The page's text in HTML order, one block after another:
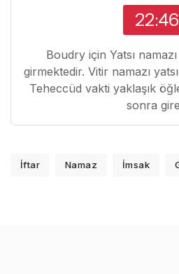
22:46
Boudry için Yatsı
girmektedir. Vitir namazı
Teheccüd vakti yaklaşık
sonra
İftar Namaz İmsak